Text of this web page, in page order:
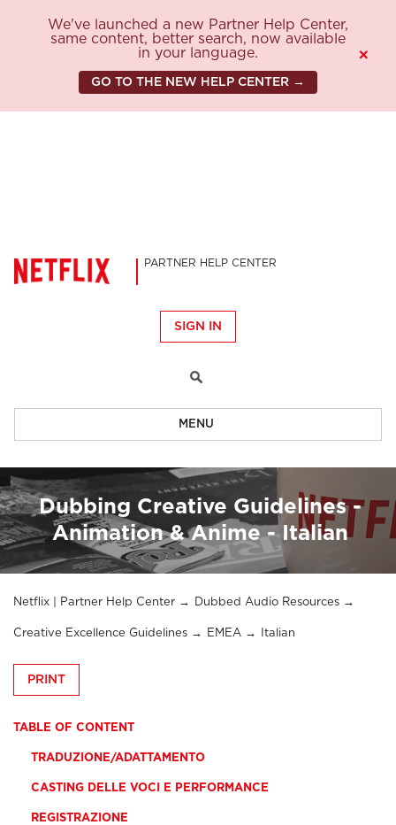
We've launched a new Partner Help Center,
same content, better search, now available
in your language.
GO TO THE NEW HELP CENTER →
×
PARTNER HELP CENTER
SIGN IN
MENU
Dubbing Creative Guidelines -
Animation & Anime - Italian
Netflix | Partner Help Center Dubbed Audio Resources
Creative Excellence Guidelines EMEA Italian
PRINT
TABLE OF CONTENT
TRADUZIONE/ADATTAMENTO
CASTING DELLE VOCI E PERFORMANCE
REGISTRAZIONE